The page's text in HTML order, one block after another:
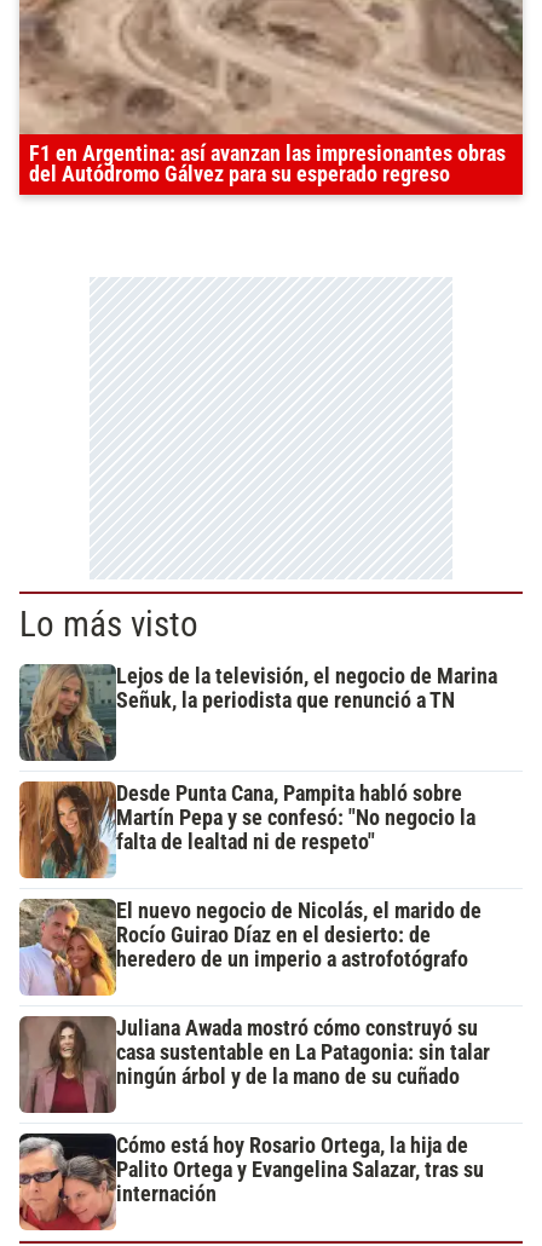
F1 en Argentina: así avanzan las impresionantes obras
del Autódromo Gálvez para su esperado regreso
Lo más visto
Lejos de la televisión, el negocio de Marina
Señuk, la periodista que renunció a TN
Desde Punta Cana, Pampita habló sobre
Martín Pepa y se confesó: "No negocio la
falta de lealtad ni de respeto"
El nuevo negocio de Nicolás, el marido de
Rocío Guirao Díaz en el desierto: de
heredero de un imperio a astrofotógrafo
Juliana Awada mostró cómo construyó su
casa sustentable en La Patagonia: sin talar
ningún árbol y de la mano de su cuñado
Cómo está hoy Rosario Ortega, la hija de
Palito Ortega y Evangelina Salazar, tras su
internación